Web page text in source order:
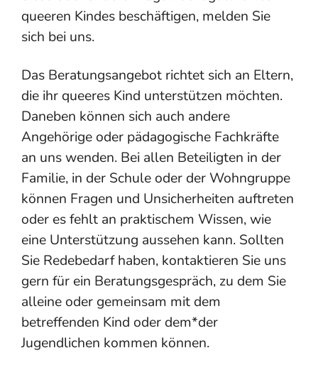
queeren Kindes beschäftigen, melden Sie
sich bei uns.
Das Beratungsangebot richtet sich an Eltern,
die ihr queeres Kind unterstützen möchten.
Daneben können sich auch andere
Angehörige oder pädagogische Fachkräfte
an uns wenden. Bei allen Beteiligten in der
Familie, in der Schule oder der Wohngruppe
können Fragen und Unsicherheiten auftreten
oder es fehlt an praktischem Wissen, wie
eine Unterstützung aussehen kann. Sollten
Sie Redebedarf haben, kontaktieren Sie uns
gern für ein Beratungsgespräch, zu dem Sie
alleine oder gemeinsam mit dem
betreffenden Kind oder dem*der
Jugendlichen kommen können.